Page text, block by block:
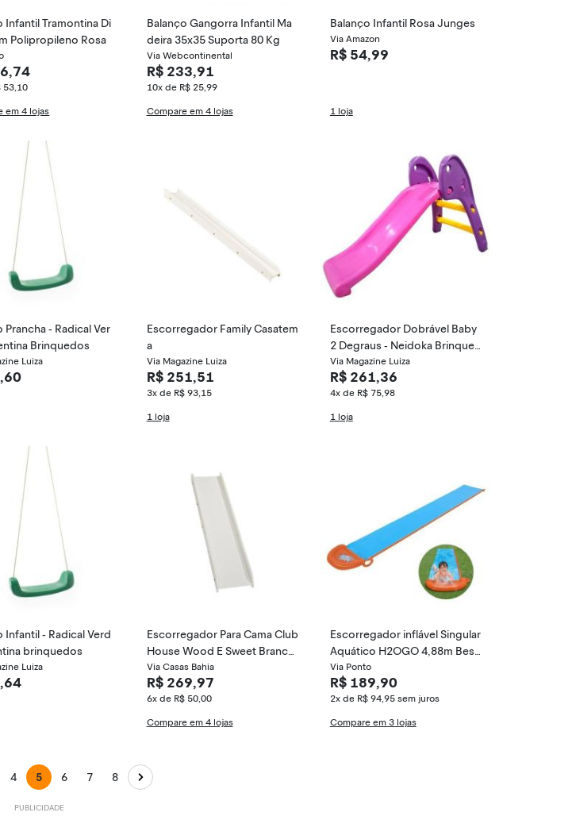
Infantil Tramontina Di
Polipropileno Rosa
53,10
em 4 lojas
Balanço Gangorra Infantil Ma
deira 35x35 Suporta 80 Kg
Via Webcontinental
R$ 233,91
10x de R$ 25,99
Compare em 4 lojas
Balanço Infantil Rosa Junges
Via Amazon
R$ 54,99
1 loja
Prancha - Radical Ver
Brinquedos
Luiza
Escorregador Family Casatem
a
Via Magazine Luiza
R$ 251,51
3x de R$ 93,15
1 loja
Escorregador Dobrável Baby
2 Degraus - Neidoka Brinqued
os
Via Magazine Luiza
R$ 261,36
4x de R$ 75,98
1 loja
Infantil - Radical Verd
brinquedos
Luiza
Escorregador Para Cama Club
House Wood E Sweet Branco
- Casatema
Via Casas Bahia
R$ 269,97
6x de R$ 50,00
Compare em 4 lojas
Escorregador inflável Singular
Aquático H2OGO 4,88m Best
way
Via Ponto
R$ 189,90
2x de R$ 94,95 sem juros
Compare em 3 lojas
4 5 6 7 8